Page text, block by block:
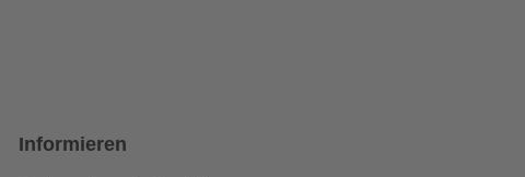
Informieren